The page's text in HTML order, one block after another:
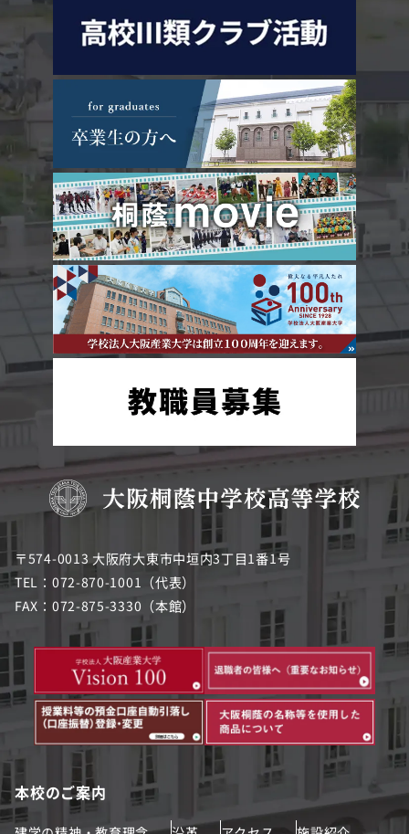
〒574-0013 大阪府大東市中垣内3丁目1番1号
TEL：072-870-1001（代表）
FAX：072-875-3330（本館）
本校のご案内